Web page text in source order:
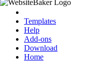
Templates
Help
Add-ons
Download
Home